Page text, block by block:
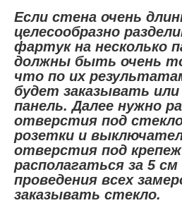
Если стена очень
целесообразно
фартук на несколько
должны быть очень
что по их
будет заказывать
панель. Далее нужно
отверстия под
розетки и
отверстия под
располагаться за 5
проведения всех
заказывать стекло.